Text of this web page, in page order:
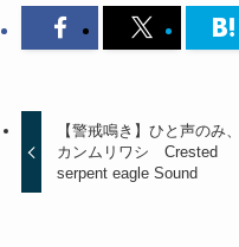
【警戒鳴き】ひと声のみ、
カンムリワシ Crested
serpent eagle Sound